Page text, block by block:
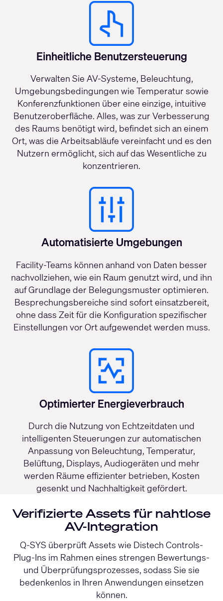
Einheitliche Benutzersteuerung
Verwalten Sie AV-Systeme, Beleuchtung,
Umgebungsbedingungen wie Temperatur sowie
Konferenzfunktionen über eine einzige, intuitive
Benutzeroberfläche. Alles, was zur Verbesserung
des Raums benötigt wird, befindet sich an einem
Ort, was die Arbeitsabläufe vereinfacht und es den
Nutzern ermöglicht, sich auf das Wesentliche zu
konzentrieren.
Automatisierte Umgebungen
Facility-Teams können anhand von Daten besser
nachvollziehen, wie ein Raum genutzt wird, und ihn
auf Grundlage der Belegungsmuster optimieren.
Besprechungsbereiche sind sofort einsatzbereit,
ohne dass Zeit für die Konfiguration spezifischer
Einstellungen vor Ort aufgewendet werden muss.
Optimierter Energieverbrauch
Durch die Nutzung von Echtzeitdaten und
intelligenten Steuerungen zur automatischen
Anpassung von Beleuchtung, Temperatur,
Belüftung, Displays, Audiogeräten und mehr
werden Räume effizienter betrieben, Kosten
gesenkt und Nachhaltigkeit gefördert.
Verifizierte Assets für nahtlose
AV-Integration
Q-SYS überprüft Assets wie Distech Controls-
Plug-Ins im Rahmen eines strengen Bewertungs-
und Überprüfungsprozesses, sodass Sie sie
bedenkenlos in Ihren Anwendungen einsetzen
können.